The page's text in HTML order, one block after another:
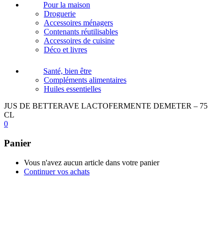
Pour la maison
Droguerie
Accessoires ménagers
Contenants réutilisables
Accessoires de cuisine
Déco et livres
Santé, bien être
Compléments alimentaires
Huiles essentielles
JUS DE BETTERAVE LACTOFERMENTE DEMETER – 75
CL
0
Panier
Vous n'avez aucun article dans votre panier
Continuer vos achats